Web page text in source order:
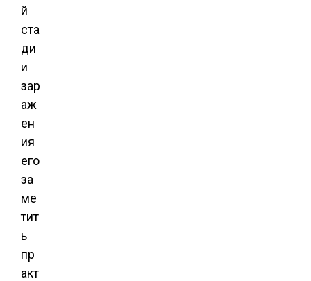
й
ста
ди
и
зар
аж
ен
ия
его
за
ме
тит
ь
пр
акт